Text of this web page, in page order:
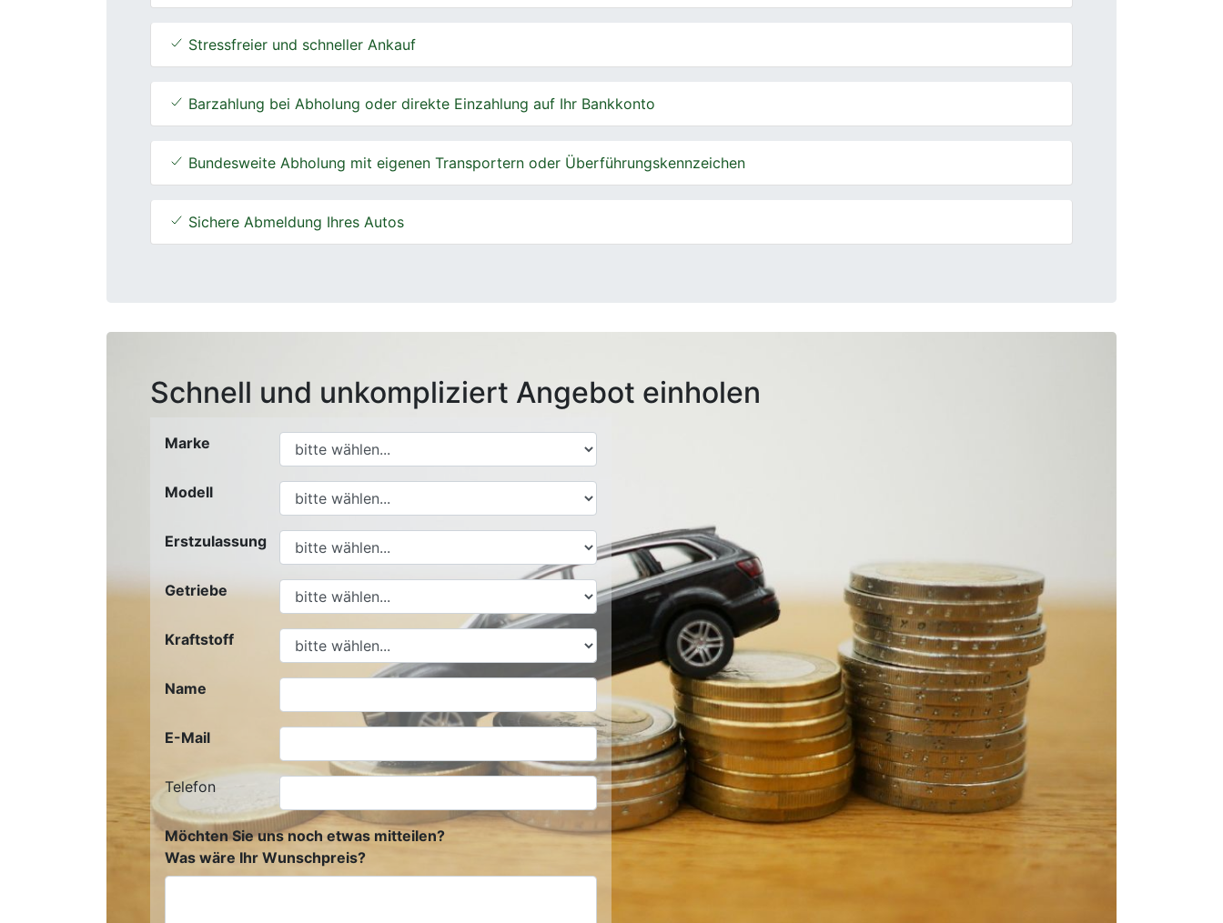
Stressfreier und schneller Ankauf
Barzahlung bei Abholung oder direkte Einzahlung auf Ihr Bankkonto
Bundesweite Abholung mit eigenen Transportern oder Überführungskennzeichen
Sichere Abmeldung Ihres Autos
Schnell und unkompliziert Angebot einholen
Marke
Modell
Erstzulassung
Getriebe
Kraftstoff
Name
E-Mail
Telefon
Möchten Sie uns noch etwas mitteilen?
Was wäre Ihr Wunschpreis?